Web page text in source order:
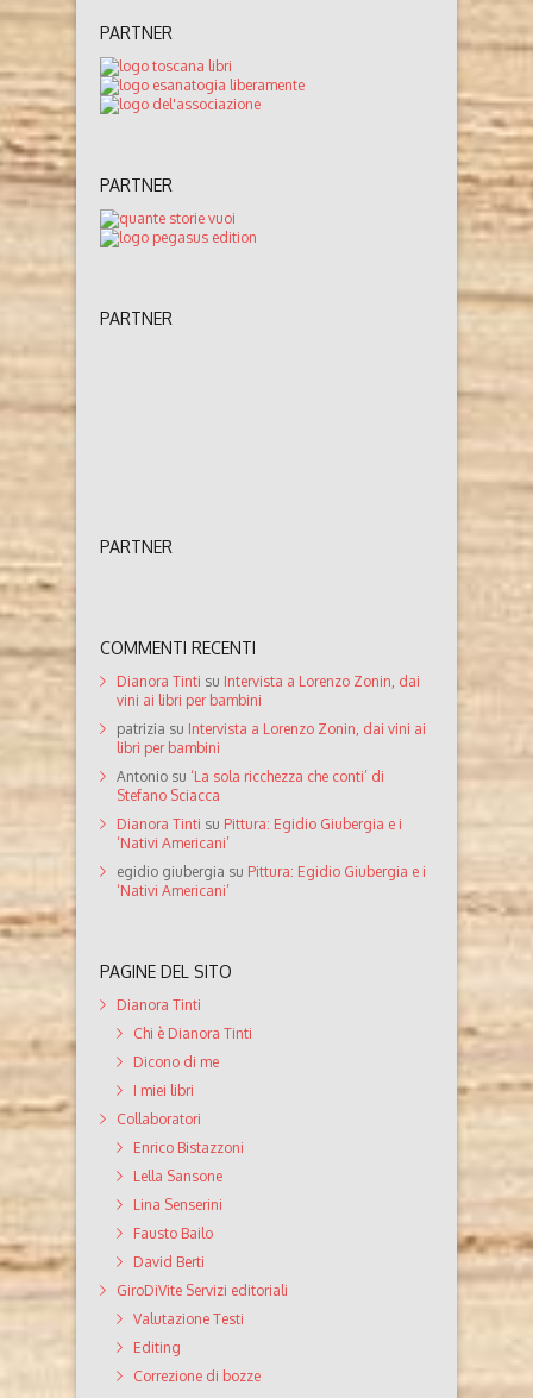
PARTNER
PARTNER
PARTNER
PARTNER
COMMENTI RECENTI
Dianora Tinti su Intervista a Lorenzo Zonin, dai
vini ai libri per bambini
patrizia su Intervista a Lorenzo Zonin, dai vini ai
libri per bambini
Antonio su ‘La sola ricchezza che conti’ di
Stefano Sciacca
Dianora Tinti su Pittura: Egidio Giubergia e i
‘Nativi Americani’
egidio giubergia su Pittura: Egidio Giubergia e i
‘Nativi Americani’
PAGINE DEL SITO
Dianora Tinti
Chi è Dianora Tinti
Dicono di me
I miei libri
Collaboratori
Enrico Bistazzoni
Lella Sansone
Lina Senserini
Fausto Bailo
David Berti
GiroDiVite Servizi editoriali
Valutazione Testi
Editing
Correzione di bozze